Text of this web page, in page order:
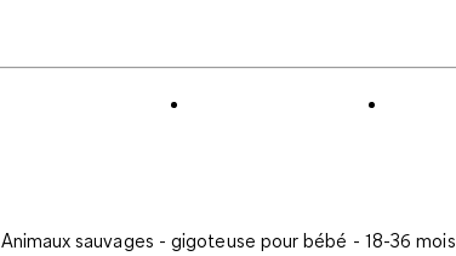
Animaux sauvages - gigoteuse pour bébé - 18-36 mois